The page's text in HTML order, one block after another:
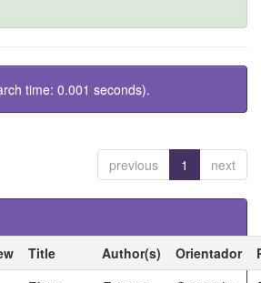
time: 0.001 seconds).
previous 1 next
Title Author(s) Orientador